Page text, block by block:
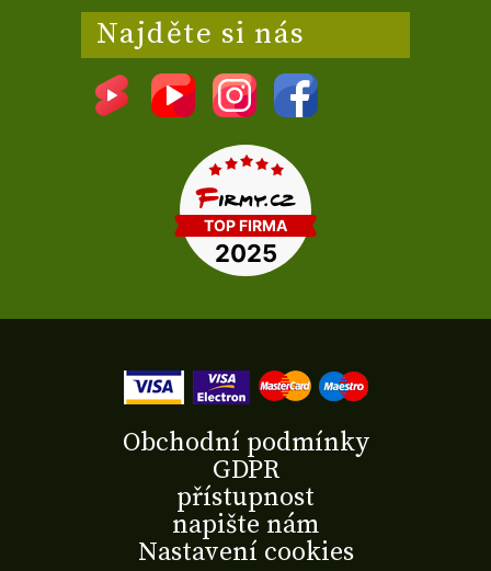
Najděte si nás
Obchodní podmínky
GDPR
přístupnost
napište nám
Nastavení cookies